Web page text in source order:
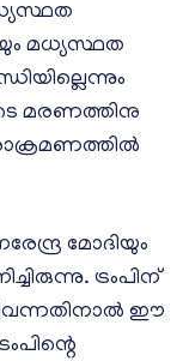
മധ്യസ്ഥത
മരണത്തിനു
മോദിയും
ട്രംപിന്
ഈ